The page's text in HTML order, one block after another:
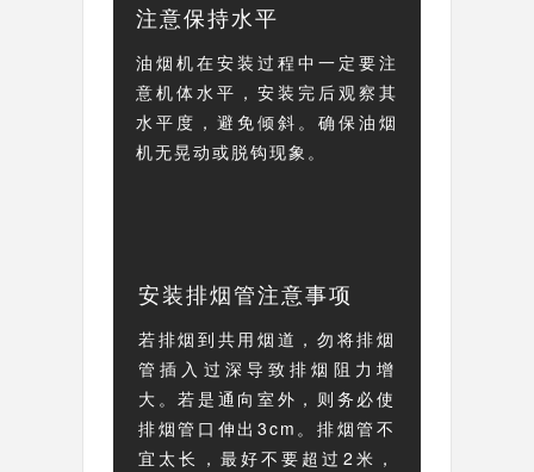
注意保持水平
油烟机在安装过程中一定要注
意机体水平，安装完后观察其
水平度，避免倾斜。确保油烟
机无晃动或脱钩现象。
安装排烟管注意事项
若排烟到共用烟道，勿将排烟
管插入过深导致排烟阻力增
大。若是通向室外，则务必使
排烟管口伸出3cm。排烟管不
宜太长，最好不要超过2米，